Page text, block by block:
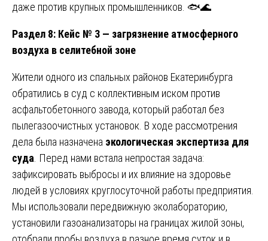
даже против крупных промышленников. 🐟🌊
Раздел 8: Кейс № 3 — загрязнение атмосферного
воздуха в селитебной зоне
Жители одного из спальных районов Екатеринбурга
обратились в суд с коллективным иском против
асфальтобетонного завода, который работал без
пылегазоочистных установок. В ходе рассмотрения
дела была назначена экологическая экспертиза для
суда. Перед нами встала непростая задача:
зафиксировать выбросы и их влияние на здоровье
людей в условиях круглосуточной работы предприятия.
Мы использовали передвижную эколабораторию,
установили газоанализаторы на границах жилой зоны,